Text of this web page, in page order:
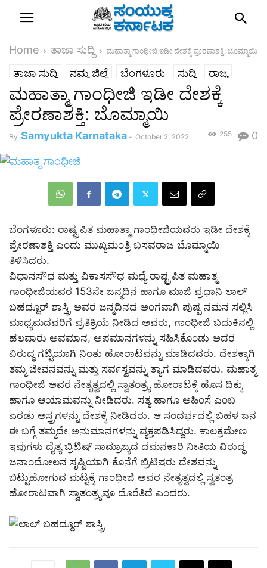
Home ತಾಜಾ ಸುದ್ದಿ ಮಹಾತ್ಮಾ ಗಾಂಧೀಜಿ ಇಡೀ ದೇಶಕ್ಕೆ ಪ್ರೇರಣಾಶಕ್ತಿ: ಬೊಮ್ಮಾಯಿ
ತಾಜಾ ಸುದ್ದಿ ನಮ್ಮ ಜಿಲ್ಲೆ ಬೆಂಗಳೂರು ಸುದ್ದಿ ರಾಜ್ಯ
ಮಹಾತ್ಮಾ ಗಾಂಧೀಜಿ ಇಡೀ ದೇಶಕ್ಕೆ
ಪ್ರೇರಣಾಶಕ್ತಿ: ಬೊಮ್ಮಾಯಿ
By Samyukta Karnataka - October 2, 2022 0
255
ಬೆಂಗಳೂರು: ರಾಷ್ಟ್ರಪಿತ ಮಹಾತ್ಮಾ ಗಾಂಧೀಜಿಯವರು ಇಡೀ ದೇಶಕ್ಕೆ
ಪ್ರೇರಣಾಶಕ್ತಿ ಎಂದು ಮುಖ್ಯಮಂತ್ರಿ ಬಸವರಾಜ ಬೊಮ್ಮಾಯಿ
ತಿಳಿಸಿದರು.
ವಿಧಾನಸೌಧ ಮತ್ತು ವಿಕಾಸಸೌಧ ಮಧ್ಯೆ ರಾಷ್ಟ್ರಪಿತ ಮಹಾತ್ಮ
ಗಾಂಧೀಜಿಯವರ 153ನೇ ಜನ್ಮದಿನ ಹಾಗೂ ಮಾಜಿ ಪ್ರಧಾನಿ ಲಾಲ್
ಬಹದ್ದೂರ್ ಶಾಸ್ತ್ರಿ ಅವರ ಜನ್ಮದಿನದ ಅಂಗವಾಗಿ ಪುಷ್ಪ ನಮನ ಸಲ್ಲಿಸಿ
ಮಾಧ್ಯಮದವರಿಗೆ ಪ್ರತಿಕ್ರಿಯೆ ನೀಡಿದ ಅವರು, ಗಾಂಧೀಜಿ ಬದುಕಿನಲ್ಲಿ
ಹಲವಾರು ಅವಮಾನ, ಅಪಮಾನಗಳನ್ನು ಸಹಿಸಿಕೊಂಡು ಅದರ
ವಿರುದ್ಧ ಗಟ್ಟಿಯಾಗಿ ನಿಂತು ಹೋರಾಟವನ್ನು ಮಾಡಿದವರು. ದೇಶಕ್ಕಾಗಿ
ತಮ್ಮ ಜೀವನವನ್ನು ಮತ್ತು ಸರ್ವಸ್ವವನ್ನು ತ್ಯಾಗ ಮಾಡಿದವರು. ಮಹಾತ್ಮ
ಗಾಂಧೀಜಿ ಅವರ ನೇತೃತ್ವದಲ್ಲಿ ಸ್ವಾತಂತ್ರ್ಯ ಹೋರಾಟಕ್ಕೆ ಹೊಸ ದಿಕ್ಕು
ಹಾಗೂ ಆಯಾಮವನ್ನು ನೀಡಿದರು. ಸತ್ಯ ಹಾಗೂ ಅಹಿಂಸೆ ಎಂಬ
ಎರಡು ಅಸ್ತ್ರಗಳನ್ನು ದೇಶಕ್ಕೆ ನೀಡಿದರು. ಆ ಸಂದರ್ಭದಲ್ಲಿ ಬಹಳ ಜನ
ಈ ಬಗ್ಗೆ ತಮ್ಮದೇ ಅನುಮಾನಗಳನ್ನು ವ್ಯಕ್ತಪಡಿಸಿದ್ದರು. ಕಾಲಕ್ರಮೇಣ
ಇವುಗಳು ದೈತ್ಯ ಬ್ರಿಟಿಷ್ ಸಾಮ್ರಾಜ್ಯದ ದಮನಕಾರಿ ನೀತಿಯ ವಿರುದ್ಧ
ಜನಾಂದೋಲನ ಸೃಷ್ಟಿಯಾಗಿ ಕೊನೆಗೆ ಬ್ರಿಟಿಷರು ದೇಶವನ್ನು
ಬಿಟ್ಟುಹೋಗುವ ಮಟ್ಟಕ್ಕೆ ಗಾಂಧೀಜಿ ಅವರ ನೇತೃತ್ವದಲ್ಲಿ ಸ್ವತಂತ್ರ
ಹೋರಾಟವಾಗಿ ಸ್ವಾತಂತ್ರ್ಯವೂ ದೊರೆತಿದೆ ಎಂದರು.